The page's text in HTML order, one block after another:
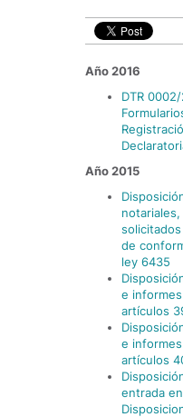
Año 2016
DTR
Año 2015
de
ley 6435
e
artículos
e
artículos
entrada